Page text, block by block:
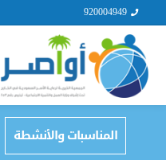
920004949
المناسبات والأنشطة